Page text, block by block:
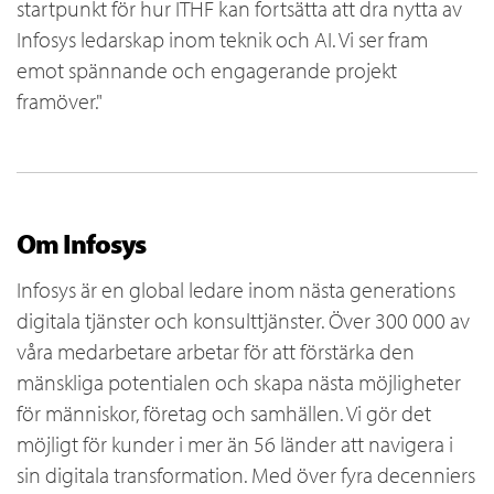
startpunkt för hur ITHF kan fortsätta att dra nytta av
Infosys ledarskap inom teknik och AI. Vi ser fram
emot spännande och engagerande projekt
framöver."
Om Infosys
Infosys är en global ledare inom nästa generations
digitala tjänster och konsulttjänster. Över 300 000 av
våra medarbetare arbetar för att förstärka den
mänskliga potentialen och skapa nästa möjligheter
för människor, företag och samhällen. Vi gör det
möjligt för kunder i mer än 56 länder att navigera i
sin digitala transformation. Med över fyra decenniers